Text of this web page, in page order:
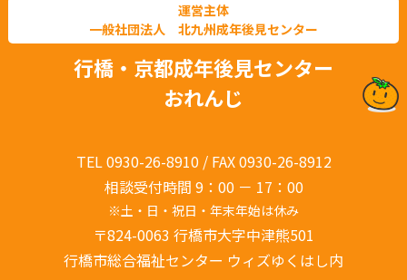
運営主体
一般社団法人 北九州成年後見センター
行橋・京都成年後見センター
おれんじ
TEL 0930-26-8910 / FAX 0930-26-8912
相談受付時間 9：00 － 17：00
※土・日・祝日・年末年始は休み
〒824-0063 行橋市大字中津熊501
行橋市総合福祉センター ウィズゆくはし内